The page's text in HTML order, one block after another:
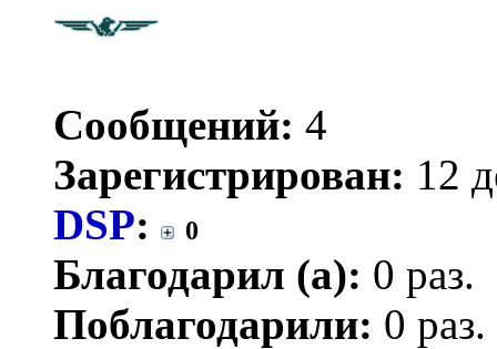
Сообщений: 4
Зарегистрирован: 12
DSP: 0
Благодарил (а): 0 раз.
Поблагодарили: 0 раз.